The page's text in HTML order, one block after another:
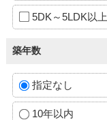
5DK～5LDK以上
築年数
指定なし
10年以内